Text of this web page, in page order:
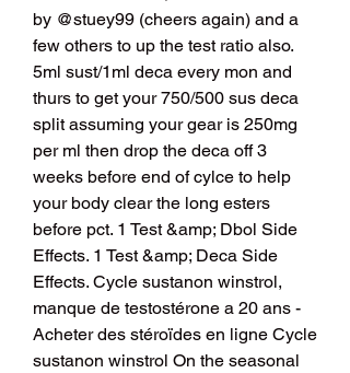
by @stuey99 (cheers again) and a
few others to up the test ratio also.
5ml sust/1ml deca every mon and
thurs to get your 750/500 sus deca
split assuming your gear is 250mg
per ml then drop the deca off 3
weeks before end of cylce to help
your body clear the long esters
before pct. 1 Test &amp; Dbol Side
Effects. 1 Test &amp; Deca Side
Effects. Cycle sustanon winstrol,
manque de testostérone a 20 ans -
Acheter des stéroïdes en ligne Cycle
sustanon winstrol On the seasonal